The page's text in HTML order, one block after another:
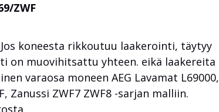
ZWF
koneesta rikkoutuu laakerointi, täytyy
on muovihitsattu yhteen. eikä laakereita
varaosa moneen AEG Lavamat L69000,
Zanussi ZWF7 ZWF8 -sarjan malliin.